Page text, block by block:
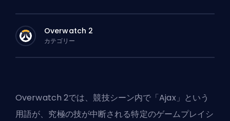
Overwatch 2
カテゴリー
Overwatch 2では、競技シーン内で「Ajax」という
用語が、究極の技が中断される特定のゲームプレイシ